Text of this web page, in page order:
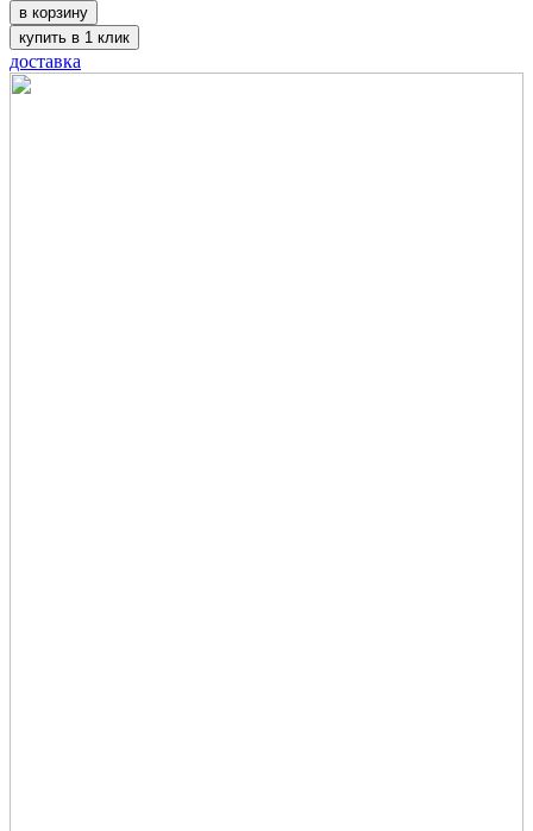
в корзину
купить в 1 клик
доставка